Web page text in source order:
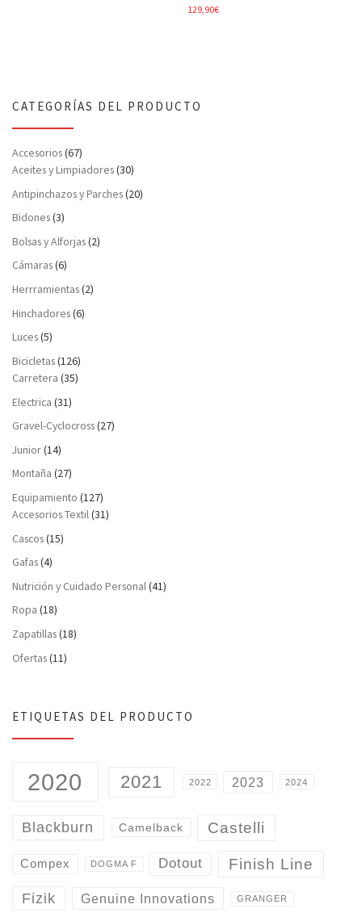
129,90€
CATEGORÍAS DEL PRODUCTO
Accesorios(67)
Aceites y Limpiadores(30)
Antipinchazos y Parches(20)
Bidones(3)
Bolsas y Alforjas(2)
Cámaras(6)
Herrramientas(2)
Hinchadores(6)
Luces(5)
Bicicletas(126)
Carretera (35)
Electrica (31)
Gravel-Cyclocross(27)
Junior(14)
Montaña (27)
Equipamiento (127)
Accesorios Textil(31)
Cascos(15)
Gafas(4)
Nutrición y Cuidado Personal(41)
Ropa (18)
Zapatillas(18)
Ofertas(11)
ETIQUETAS DEL PRODUCTO
2020 2021 2022 2023 2024
Blackburn Camelback Castelli
Compex DOGMA F Dotout Finish Line
Fizik Genuine Innovations GRANGER